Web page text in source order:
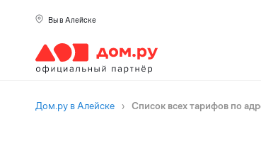
Вы в Алейске
Дом.ру в Алейске › Список всех тарифов по